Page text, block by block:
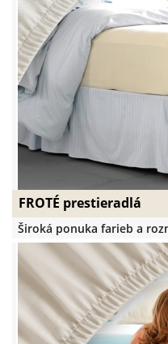
FROTÉ prestieradlá
Široká ponuka farieb a